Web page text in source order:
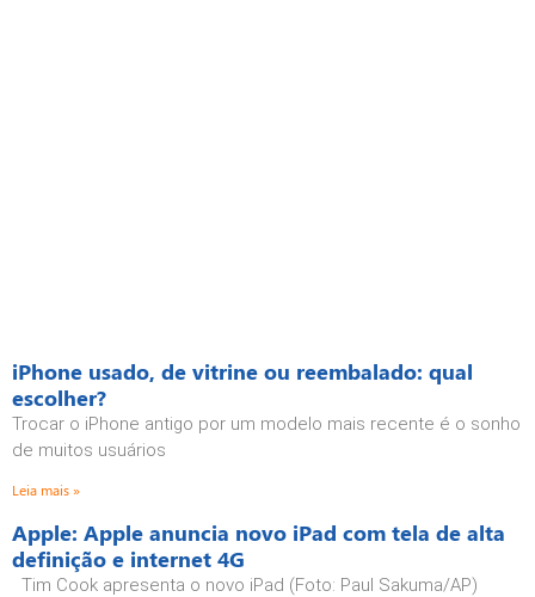
iPhone usado, de vitrine ou reembalado: qual
escolher?
Trocar o iPhone antigo por um modelo mais recente é o sonho
de muitos usuários
Leia mais »
Apple: Apple anuncia novo iPad com tela de alta
definição e internet 4G
Tim Cook apresenta o novo iPad (Foto: Paul Sakuma/AP)